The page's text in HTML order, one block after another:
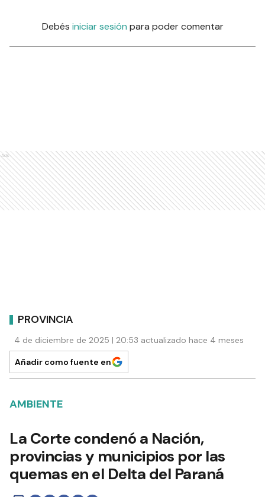
Debés iniciar sesión para poder comentar
Ads
PROVINCIA
4 de diciembre de 2025 | 20:53 actualizado hace 4 meses
Añadir como fuente en
AMBIENTE
La Corte condenó a Nación,
provincias y municipios por las
quemas en el Delta del Paraná